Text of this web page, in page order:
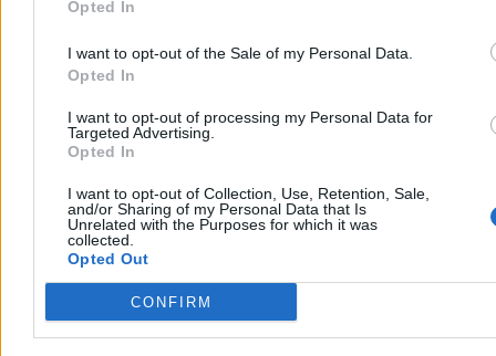
Opted In
I want to opt-out of the Sale of my Personal Data.
Opted In
I want to opt-out of processing my Personal Data for
Targeted Advertising.
Opted In
I want to opt-out of Collection, Use, Retention, Sale,
and/or Sharing of my Personal Data that Is
Unrelated with the Purposes for which it was
collected.
Opted Out
CONFIRM
Dwaj chłopcy wyciągnięci ze zbiornika ppoż. w
Szczecinie. Udana reanimacja
W sobotę po godz. 14 w Szczecinie dwóch chłopców w wieku 9 i
11 lat wpadło do zbiornika przeciwpożarowego na terenie SP 18.